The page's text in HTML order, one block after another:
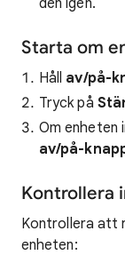
den igen.
Starta om
Håll av/på-
Tryck på
Om enheten
av/på-
Kontrollera
Kontrollera att
enheten: